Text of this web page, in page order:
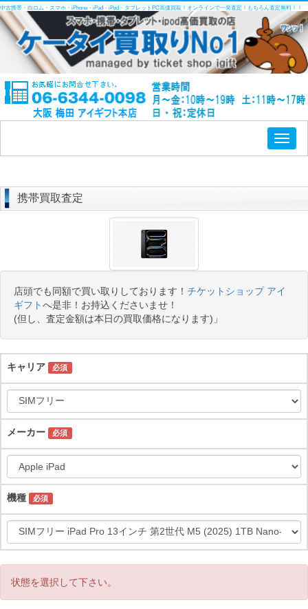
中古携帯・白ロム・スマホ・iPhone・iPad・iPod・タブレットPC高価買取！オンラインで一発査定！もちろん査定無料！！
携帯買取査定
店頭でも同額で買い取りしております！ チケットショップ アイ
ギフトへ是非！お持込くださいませ！
(但し、査定金額は本日の買取価格になります)」
キャリア 必須
メーカー 必須
機種 必須
状態を選択して下さい。